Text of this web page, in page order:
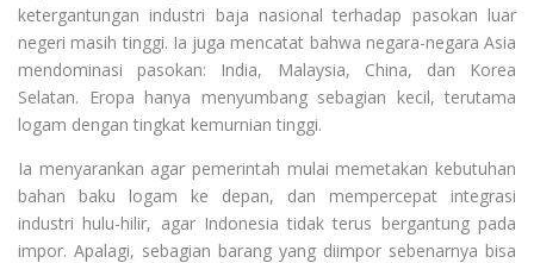
ketergantungan industri baja nasional terhadap pasokan luar
negeri masih tinggi. Ia juga mencatat bahwa negara-negara Asia
mendominasi pasokan: India, Malaysia, China, dan Korea
Selatan. Eropa hanya menyumbang sebagian kecil, terutama
logam dengan tingkat kemurnian tinggi.
Ia menyarankan agar pemerintah mulai memetakan kebutuhan
bahan baku logam ke depan, dan mempercepat integrasi
industri hulu-hilir, agar Indonesia tidak terus bergantung pada
impor. Apalagi, sebagian barang yang diimpor sebenarnya bisa